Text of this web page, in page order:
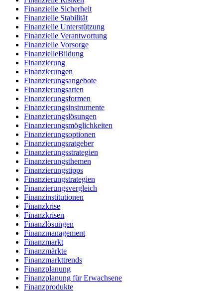
Finanzielle Sicherheit
Finanzielle Stabilität
Finanzielle Unterstützung
Finanzielle Verantwortung
Finanzielle Vorsorge
FinanzielleBildung
Finanzierung
Finanzierungen
Finanzierungsangebote
Finanzierungsarten
Finanzierungsformen
Finanzierungsinstrumente
Finanzierungslösungen
Finanzierungsmöglichkeiten
Finanzierungsoptionen
Finanzierungsratgeber
Finanzierungsstrategien
Finanzierungsthemen
Finanzierungstipps
Finanzierungstrategien
Finanzierungsvergleich
Finanzinstitutionen
Finanzkrise
Finanzkrisen
Finanzlösungen
Finanzmanagement
Finanzmarkt
Finanzmärkte
Finanzmarkttrends
Finanzplanung
Finanzplanung für Erwachsene
Finanzprodukte